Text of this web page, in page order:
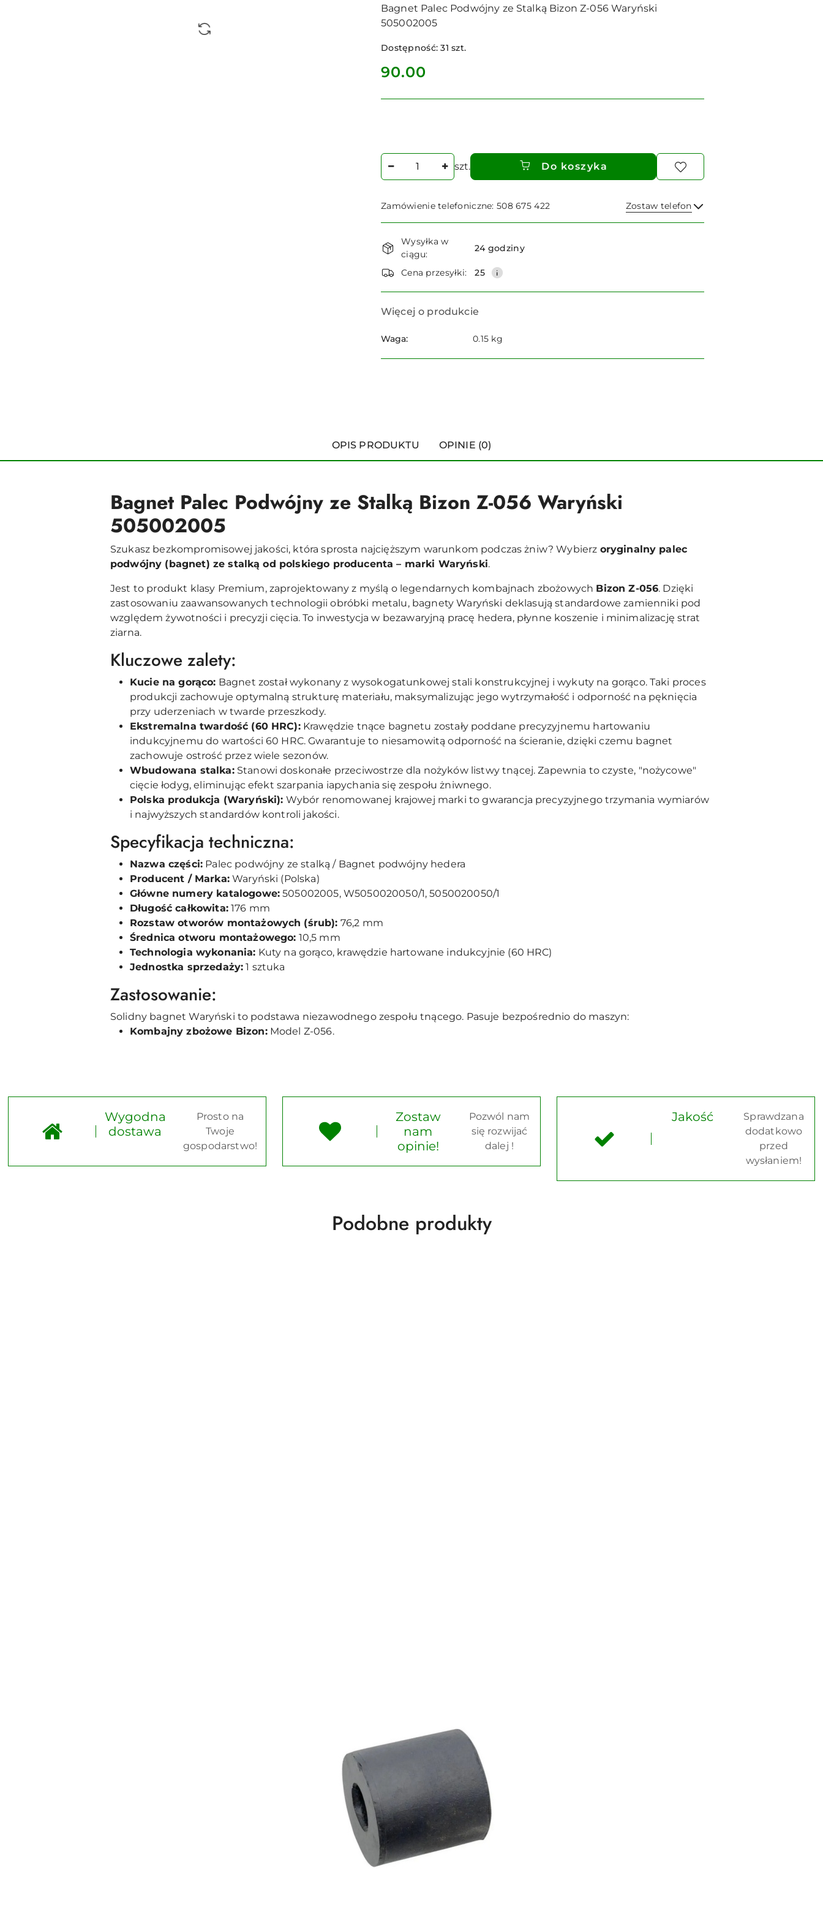
Bagnet Palec Podwójny ze Stalką Bizon Z-056 Waryński
505002005
Dostępność:31szt.
cena:
90.00
Ilość
szt. Do koszyka
Zamówienie telefoniczne: 508 675 422 Zostaw telefon
Wyślij
Dostępność
i
dostawa
Wysyłka w
ciągu:
24 godziny
Cena przesyłki: 25
Więcej o produkcie
Waga: 0.15 kg
OPIS PRODUKTU OPINIE (0)
Bagnet Palec Podwójny ze Stalką Bizon Z-056 Waryński
505002005
Szukasz bezkompromisowej jakości, która sprosta najcięższym warunkom podczas żniw? Wybierz oryginalny palec
podwójny (bagnet) ze stalką od polskiego producenta – marki Waryński.
Jest to produkt klasy Premium, zaprojektowany z myślą o legendarnych kombajnach zbożowych Bizon Z-056. Dzięki
zastosowaniu zaawansowanych technologii obróbki metalu, bagnety Waryński deklasują standardowe zamienniki pod
względem żywotności i precyzji cięcia. To inwestycja w bezawaryjną pracę hedera, płynne koszenie i minimalizację strat
ziarna.
Kluczowe zalety:
Kucie na gorąco: Bagnet został wykonany z wysokogatunkowej stali konstrukcyjnej i wykuty na gorąco. Taki proces
produkcji zachowuje optymalną strukturę materiału, maksymalizując jego wytrzymałość i odporność na pęknięcia
przy uderzeniach w twarde przeszkody.
Ekstremalna twardość (60 HRC):Krawędzie tnące bagnetu zostały poddane precyzyjnemu hartowaniu
indukcyjnemu do wartości 60 HRC. Gwarantuje to niesamowitą odporność na ścieranie, dzięki czemu bagnet
zachowuje ostrość przez wiele sezonów.
Wbudowana stalka:Stanowi doskonałe przeciwostrze dla nożyków listwy tnącej. Zapewnia to czyste, "nożycowe"
cięcie łodyg, eliminując efekt szarpania iapychania się zespołu żniwnego.
Polska produkcja (Waryński): Wybór renomowanej krajowej marki to gwarancja precyzyjnego trzymania wymiarów
i najwyższych standardów kontroli jakości.
Specyfikacja techniczna:
Nazwa części: Palec podwójny ze stalką / Bagnet podwójny hedera
Producent / Marka:Waryński (Polska)
Główne numery katalogowe: 505002005, W5050020050/1, 5050020050/1
Długość całkowita:176 mm
Rozstaw otworów montażowych (śrub): 76,2 mm
Średnica otworu montażowego: 10,5 mm
Technologia wykonania: Kuty na gorąco, krawędzie hartowane indukcyjnie (60 HRC)
Jednostka sprzedaży: 1 sztuka
Zastosowanie:
Solidny bagnet Waryński to podstawa niezawodnego zespołu tnącego. Pasuje bezpośrednio do maszyn:
Kombajny zbożowe Bizon:Model Z-056.
Wygodna
dostawa
Prosto na
Twoje
gospodarstwo!
Zostaw
nam
opinie!
Pozwól nam
się rozwijać
dalej !
Jakość
Sprawdzana
dodatkowo
przed
wysłaniem!
Produkty
Podobne produkty